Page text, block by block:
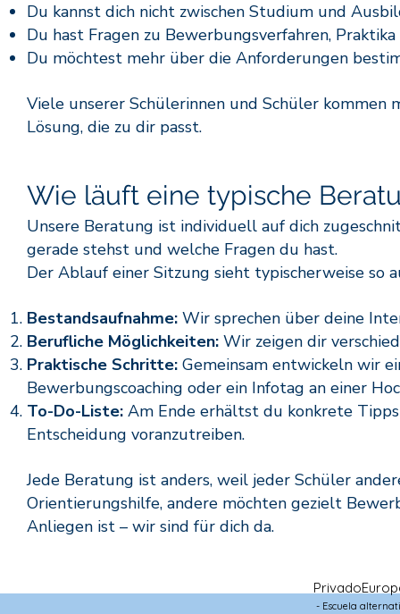
Du kannst dich nicht zwischen Studium und
Du hast Fragen zu Bewerbungsverfahren,
Du möchtest mehr über die Anforderungen
Viele unserer Schülerinnen und Schüler kommen
Lösung, die zu dir passt.
Wie läuft eine typische
Unsere Beratung ist individuell auf dich
gerade stehst und welche Fragen du hast.
Der Ablauf einer Sitzung sieht typischerweise so
Bestandsaufnahme: Wir sprechen über deine
Berufliche Möglichkeiten: Wir zeigen dir
Praktische Schritte: Gemeinsam entwickeln wir
Bewerbungscoaching oder ein Infotag an einer
To-Do-Liste: Am Ende erhältst du konkrete
Entscheidung voranzutreiben.
Jede Beratung ist anders, weil jeder Schüler
Orientierungshilfe, andere möchten gezielt
Anliegen ist – wir sind für dich da.
Privado
- Escuela